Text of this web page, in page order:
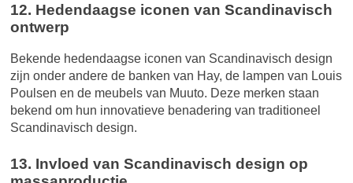
12. Hedendaagse iconen van Scandinavisch
ontwerp
Bekende hedendaagse iconen van Scandinavisch design
zijn onder andere de banken van Hay, de lampen van Louis
Poulsen en de meubels van Muuto. Deze merken staan
bekend om hun innovatieve benadering van traditioneel
Scandinavisch design.
13. Invloed van Scandinavisch design op